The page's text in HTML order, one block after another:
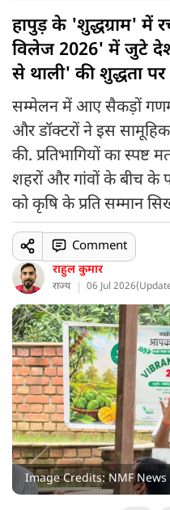
हापुड़ के 'शुद्धग्राम' में
विलेज 2026' में जुटे
से थाली' की शुद्धता
सम्मेलन में आए सैकड़ों
और डॉक्टरों ने इस
की. प्रतिभागियों का
शहरों और गांवों के बीच के
को कृषि के प्रति सम्मान
राहुल कुमार
राज्य 06 Jul 2026(
Comment
Image Credits: NMF News